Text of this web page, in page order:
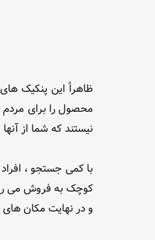
ظاهراً این پنکیک
محصول را برای مردم
نیستند که شما از
کوچک به فروش می
و در نهایت مکان های